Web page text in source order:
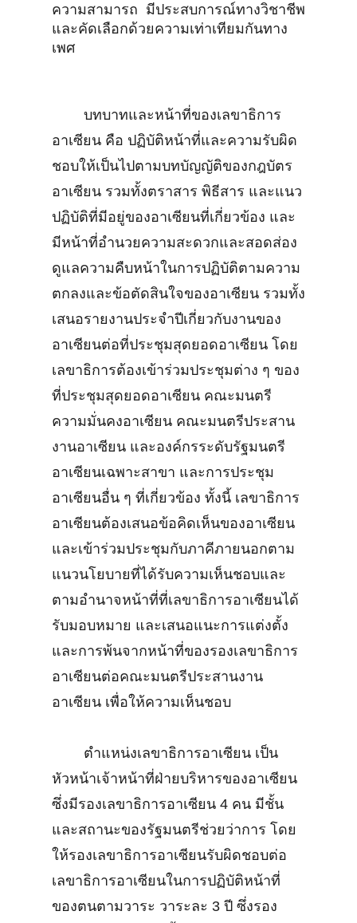
ความสามารถ มีประสบการณ์ทางวิชาชีพ
และคัดเลือกด้วยความเท่าเทียมกันทาง
เพศ
บทบาทและหน้าที่ของเลขาธิการ
อาเซียน คือ ปฏิบัติหน้าที่และความรับผิด
ชอบให้เป็นไปตามบทบัญญัติของกฎบัตร
อาเซียน รวมทั้งตราสาร พิธีสาร และแนว
ปฏิบัติที่มีอยู่ของอาเซียนที่เกี่ยวข้อง และ
มีหน้าที่อำนวยความสะดวกและสอดส่อง
ดูแลความคืบหน้าในการปฏิบัติตามความ
ตกลงและข้อตัดสินใจของอาเซียน รวมทั้ง
เสนอรายงานประจำปีเกี่ยวกับงานของ
อาเซียนต่อที่ประชุมสุดยอดอาเซียน โดย
เลขาธิการต้องเข้าร่วมประชุมต่าง ๆ ของ
ที่ประชุมสุดยอดอาเซียน คณะมนตรี
ความมั่นคงอาเซียน คณะมนตรีประสาน
งานอาเซียน และองค์กรระดับรัฐมนตรี
อาเซียนเฉพาะสาขา และการประชุม
อาเซียนอื่น ๆ ที่เกี่ยวข้อง ทั้งนี้ เลขาธิการ
อาเซียนต้องเสนอข้อคิดเห็นของอาเซียน
และเข้าร่วมประชุมกับภาคีภายนอกตาม
แนวนโยบายที่ได้รับความเห็นชอบและ
ตามอำนาจหน้าที่ที่เลขาธิการอาเซียนได้
รับมอบหมาย และเสนอแนะการแต่งตั้ง
และการพ้นจากหน้าที่ของรองเลขาธิการ
อาเซียนต่อคณะมนตรีประสานงาน
อาเซียน เพื่อให้ความเห็นชอบ
ตำแหน่งเลขาธิการอาเซียน เป็น
หัวหน้าเจ้าหน้าที่ฝ่ายบริหารของอาเซียน
ซึ่งมีรองเลขาธิการอาเซียน 4 คน มีชั้น
และสถานะของรัฐมนตรีช่วยว่าการ โดย
ให้รองเลขาธิการอาเซียนรับผิดชอบต่อ
เลขาธิการอาเซียนในการปฏิบัติหน้าที่
ของตนตามวาระ วาระละ 3 ปี ซึ่งรอง